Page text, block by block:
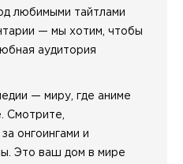
любимыми тайтлами
— мы хотим, чтобы
аудитория
— миру, где аниме
Смотрите,
онгоингами и
Это ваш дом в мире